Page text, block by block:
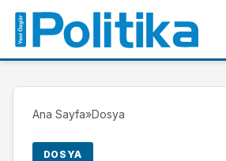
Ana Sayfa»Dosya
DOSYA